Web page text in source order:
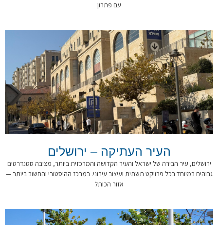
עם פתרון
העיר העתיקה – ירושלים
ירושלים, עיר הבירה של ישראל והעיר הקדושה והמרכזית ביותר, מציבה סטנדרטים
גבוהים במיוחד בכל פרויקט תשתית ועיצוב עירוני. במרכז ההיסטורי והחשוב ביותר —
אזור הכותל